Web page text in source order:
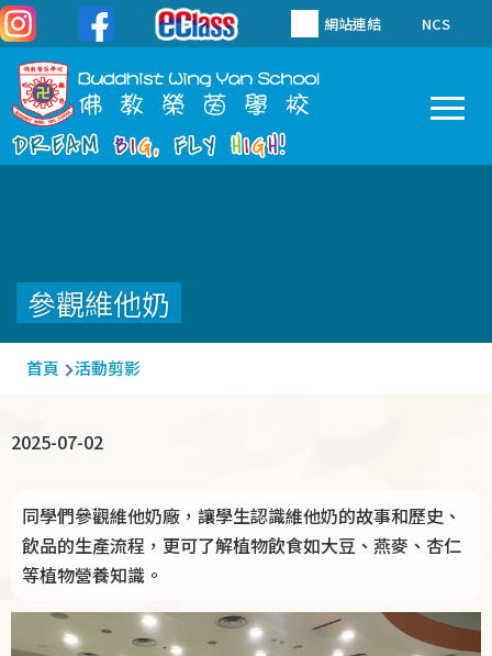
移至主內容 網站連結 NCS
參觀維他奶
導
連
首頁 活動剪影
2025-07-02
同學們參觀維他奶廠，讓學生認識維他奶的故事和歷史、
飲品的生產流程，更可了解植物飲食如大豆、燕麥、杏仁
等植物營養知識。